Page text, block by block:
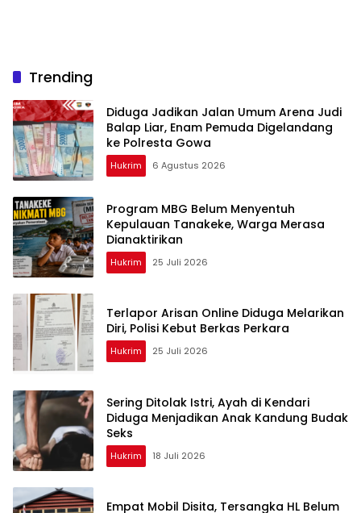
Trending
Diduga Jadikan Jalan Umum Arena Judi
Balap Liar, Enam Pemuda Digelandang
ke Polresta Gowa
Hukrim 6 Agustus 2026
Program MBG Belum Menyentuh
Kepulauan Tanakeke, Warga Merasa
Dianaktirikan
Hukrim 25 Juli 2026
Terlapor Arisan Online Diduga Melarikan
Diri, Polisi Kebut Berkas Perkara
Hukrim 25 Juli 2026
Sering Ditolak Istri, Ayah di Kendari
Diduga Menjadikan Anak Kandung Budak
Seks
Hukrim 18 Juli 2026
Empat Mobil Disita, Tersangka HL Belum